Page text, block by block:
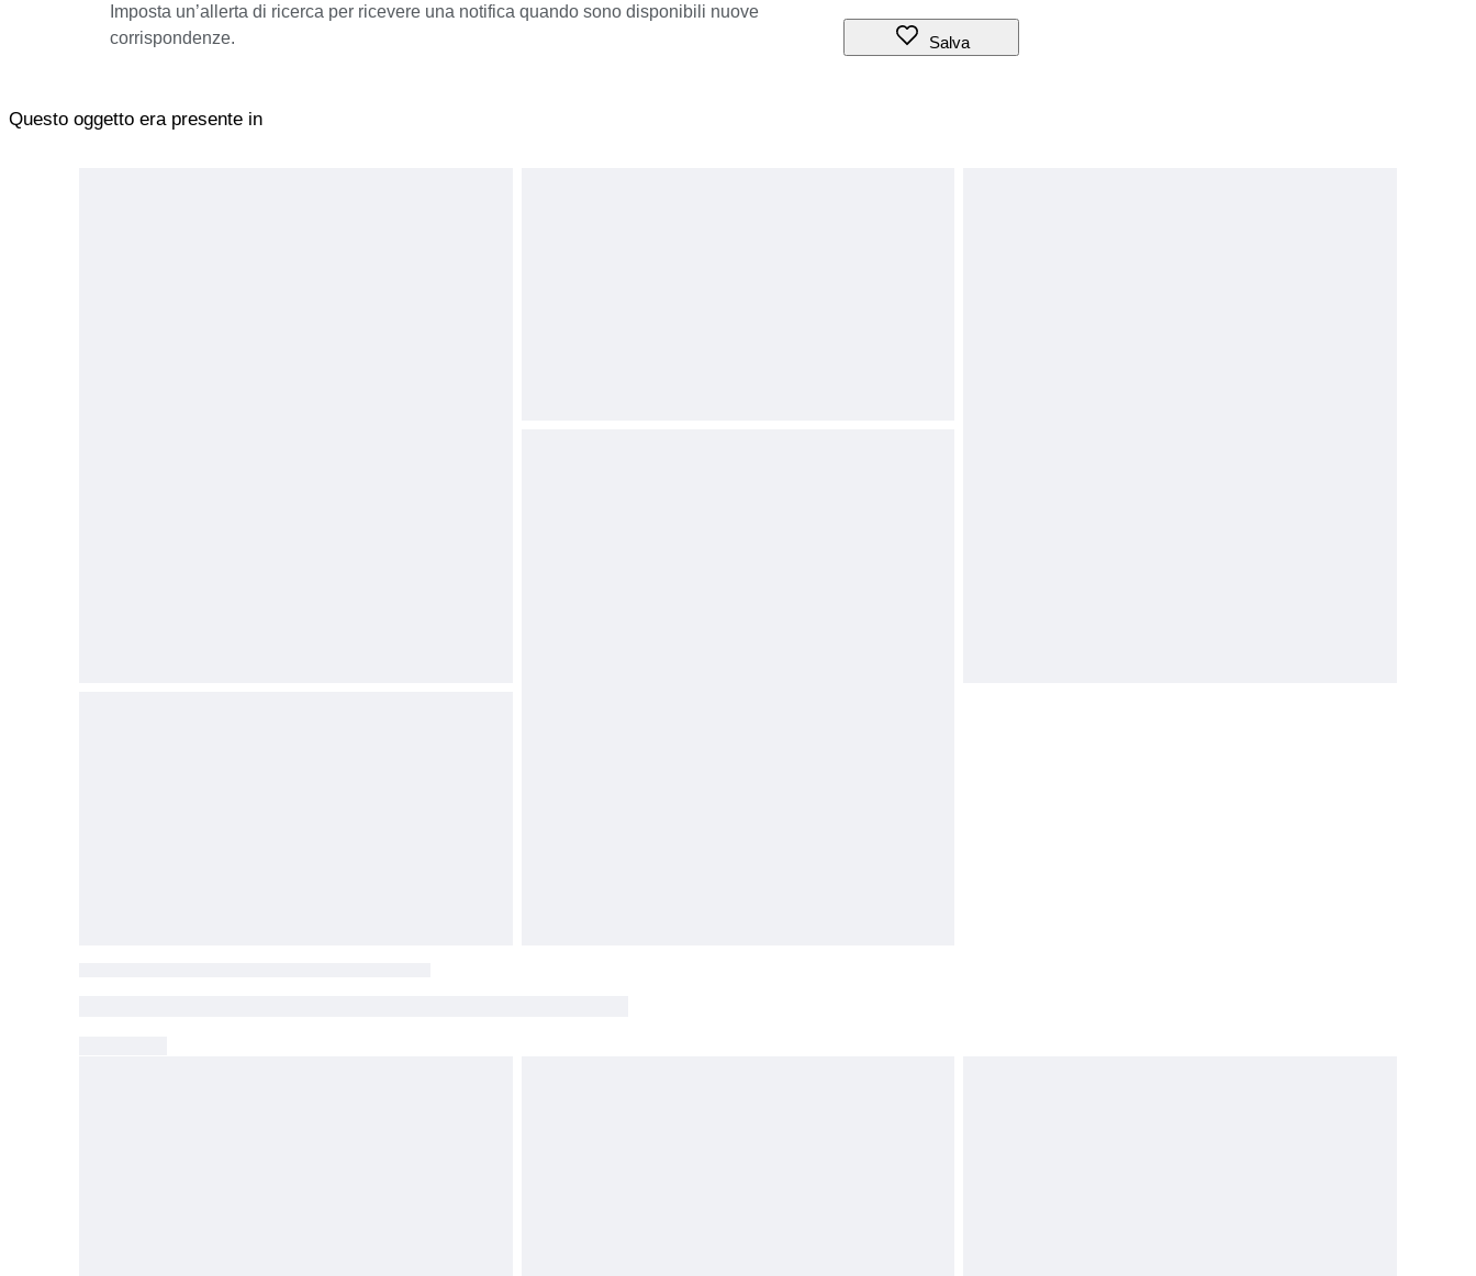
Imposta un’allerta di ricerca per ricevere una notifica quando sono disponibili nuove
corrispondenze.
Salva
Questo oggetto era presente in